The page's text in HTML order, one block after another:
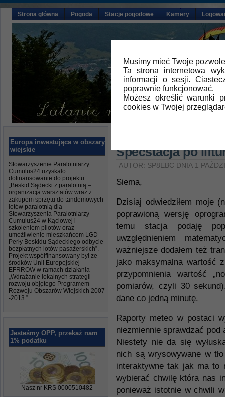
Musimy mieć Twoje
Ta strona internetowa
informacji o sesji.
poprawnie funkcjonować.
Możesz określić warunki
cookies w Twojej
Strona główna Pogoda Stacje pogodowe Kamery
Europa inwestująca w obszary
wiejskie
Stowarzyszenie Paralotniarzy
Cumulus24 uzyskało
dofinansowanie do projektu
„Beskid Sądecki z paralotnią –
organizacja warsztatów wraz z
zakupem sprzętu do tandemowych
lotów paralotnią dla
Stowarzyszenia Paralotniarzy
Cumulus24 w Kąclowej i
szkoleniem pilotów oraz
umożliwienie mieszkańcom LGD
Perły Beskidu Sądeckiego odbycie
bezpłatnych lotów pasażerskich”.
Projekt współfinansowany był ze
środków Unii Europejskiej
EFRROW w ramach działania
„Wdrażanie lokalnych strategii
rozwoju objętego Programem
Rozwoju Obszarów Wiejskich 2007
-2013.”
Jesteśmy OPP, przekaż nam
1% podatku
Nasz nr KRS 0000510482
Specstacja po
AUTOR: SP8EBC DNIA 1
Siema,
Dzisiaj odwiedziłem moje
poprawioną wersję
temu stacja podaję
uwzględnieniem
ważniejsze dodałem też
jako maksymalna wartość
przypomnienia wartość
pomiarów, czyli 30
dane co jedną minutę.
Raporty meteo w postaci
niezmiennie sprawdzać
Niestety nie da się
nich są wrysowywane w
interaktywne tak jak ma to
wybierać chwilę która nas
ponieważ istotnie w chwili